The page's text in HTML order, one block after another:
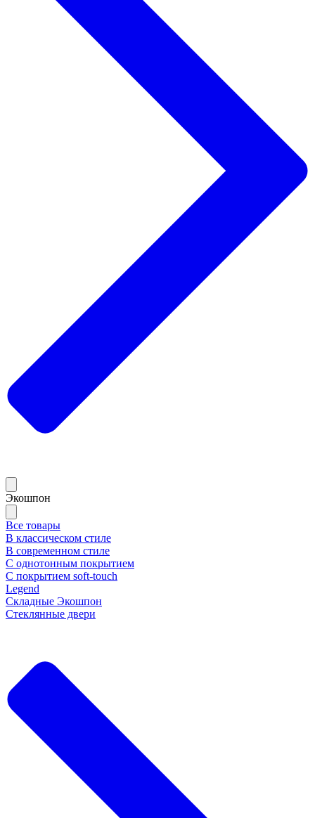
Экошпон
Все товары
В классическом стиле
В современном стиле
С однотонным покрытием
С покрытием soft-touch
Legend
Складные Экошпон
Стеклянные двери